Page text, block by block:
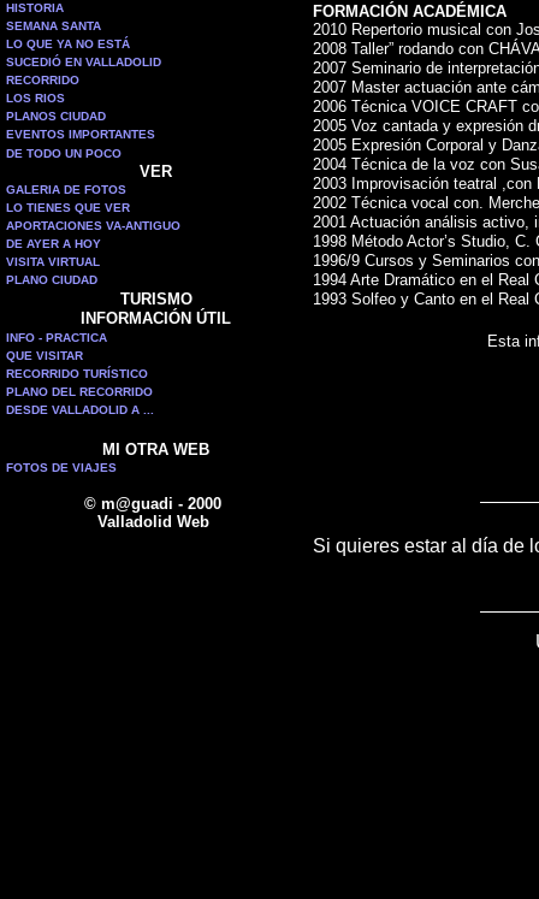
HISTORIA
SEMANA SANTA
LO QUE YA NO ESTÁ
SUCEDIÓ EN VALLADOLID
RECORRIDO
LOS RIOS
PLANOS CIUDAD
EVENTOS IMPORTANTES
DE TODO UN POCO
VER
GALERIA DE FOTOS
LO TIENES QUE VER
APORTACIONES VA-ANTIGUO
DE AYER A HOY
VISITA VIRTUAL
PLANO CIUDAD
TURISMO
INFORMACIÓN ÚTIL
INFO - PRACTICA
QUE VISITAR
RECORRIDO TURÍSTICO
PLANO DEL RECORRIDO
DESDE VALLADOLID A ...
MI OTRA WEB
FOTOS DE VIAJES
© m@guadi - 2000
Valladolid Web
FORMACIÓN ACADÉMICA
2010 Repertorio musical con
2008 Taller” rodando con
2007 Seminario de
2007 Master actuación ante
2006 Técnica VOICE CRAFT
2005 Voz cantada y expresión
2005 Expresión Corporal y
2004 Técnica de la voz con
2003 Improvisación teatral ,con
2002 Técnica vocal con.
2001 Actuación análisis activo,
1998 Método Actor’s Studio,
1996/9 Cursos y Seminarios
1994 Arte Dramático en el Real
1993 Solfeo y Canto en el Real
Esta
Si quieres estar al día de